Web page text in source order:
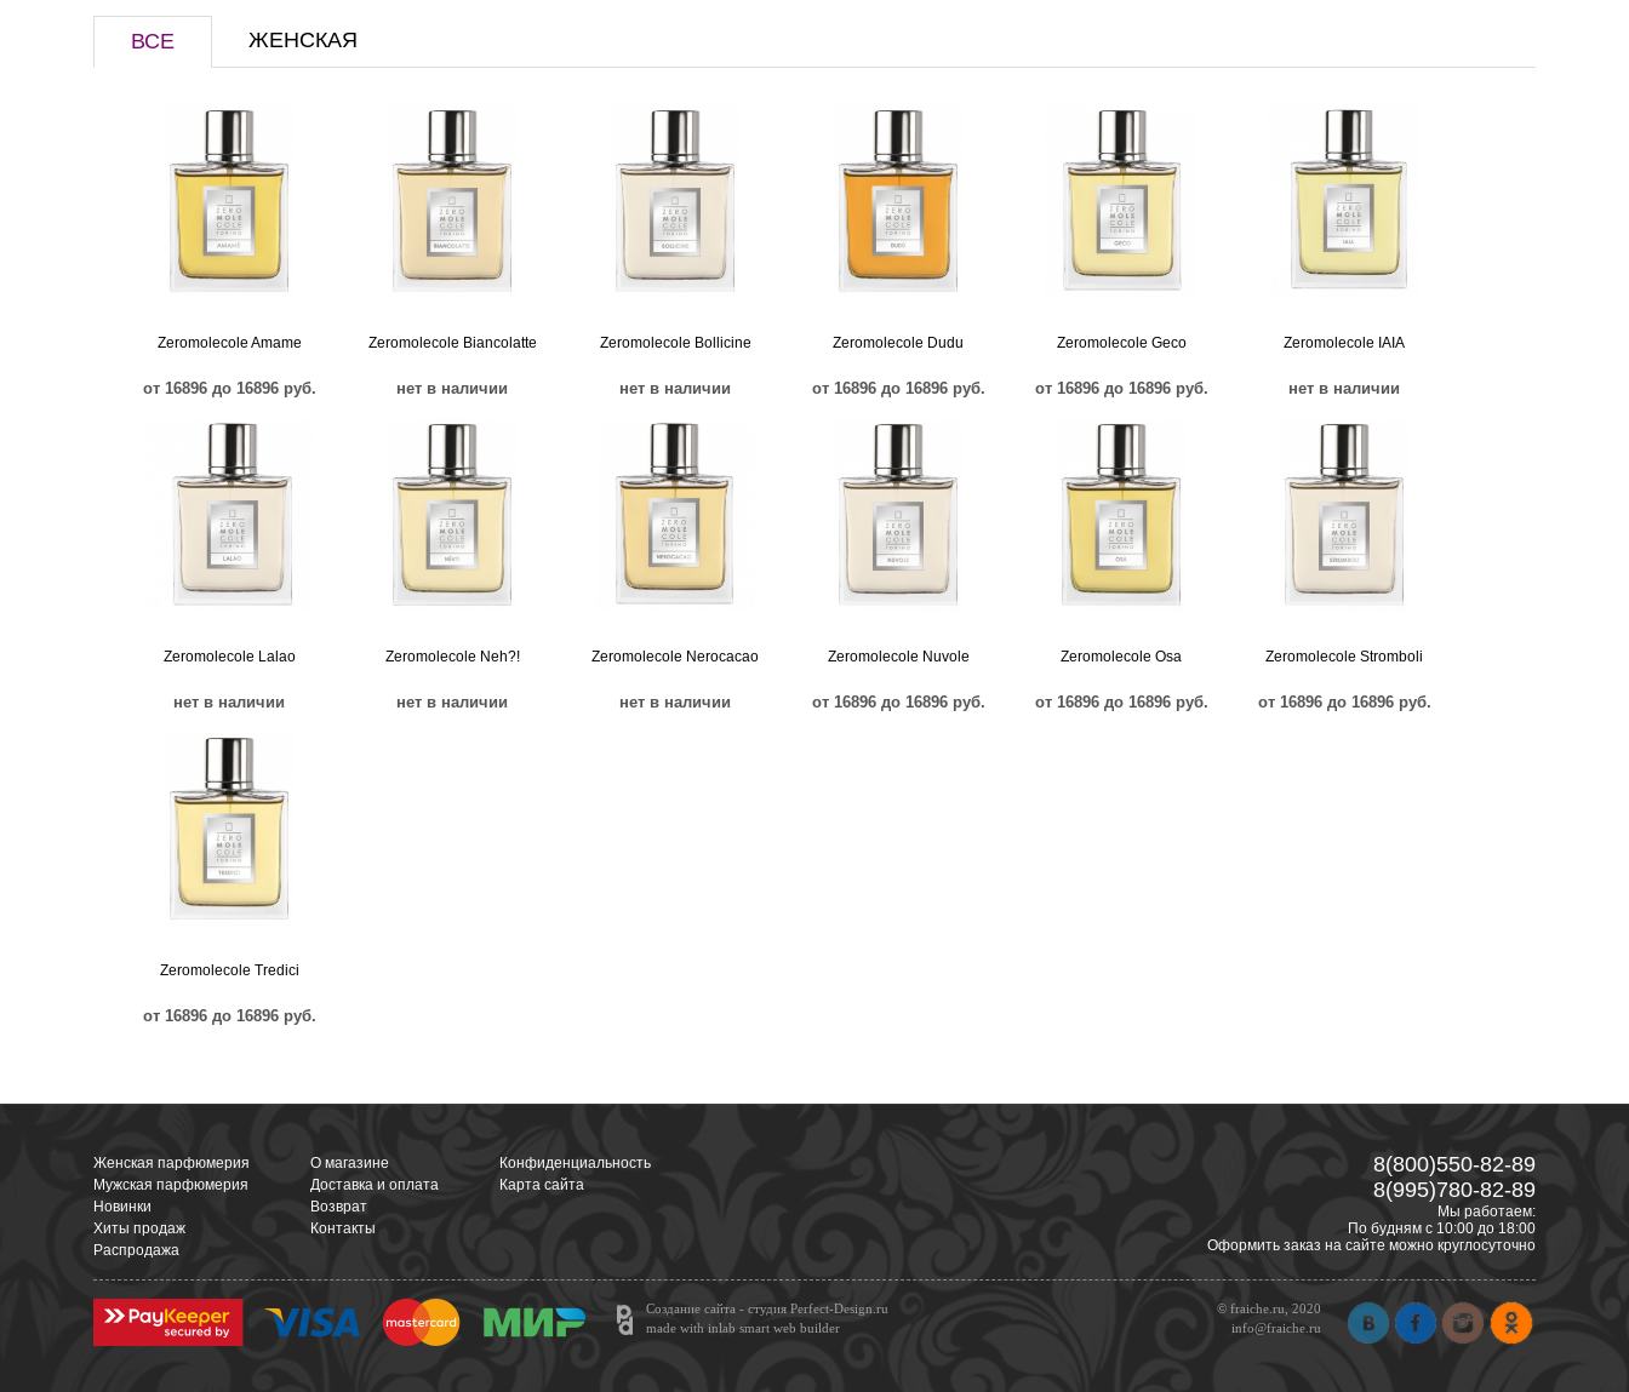
ВСЕ ЖЕНСКАЯ
Zeromolecole Amame
от 16896 до 16896 руб.
Zeromolecole Biancolatte
нет в наличии
Zeromolecole Bollicine
нет в наличии
Zeromolecole Dudu
от 16896 до 16896 руб.
Zeromolecole Geco
от 16896 до 16896 руб.
Zeromolecole IAIA
нет в наличии
Zeromolecole Lalao
нет в наличии
Zeromolecole Neh?!
нет в наличии
Zeromolecole Nerocacao
нет в наличии
Zeromolecole Nuvole
от 16896 до 16896 руб.
Zeromolecole Osa
от 16896 до 16896 руб.
Zeromolecole Stromboli
от 16896 до 16896 руб.
Zeromolecole Tredici
от 16896 до 16896 руб.
Женская парфюмерия
Мужская парфюмерия
Новинки
Хиты продаж
Распродажа
О магазине
Доставка и оплата
Возврат
Контакты
Конфиденциальность
Карта сайта
8(800)550-82-89
8(995)780-82-89
Мы работаем:
По будням с 10:00 до 18:00
Оформить заказ на сайте можно круглосуточно
Создание сайта - студия Perfect-Design.ru
made with inlab smart web builder
© fraiche.ru, 2020
info@fraiche.ru